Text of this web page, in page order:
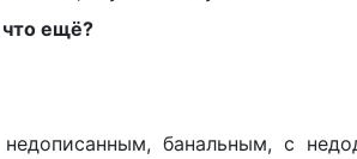
что ещё?
банальным, с